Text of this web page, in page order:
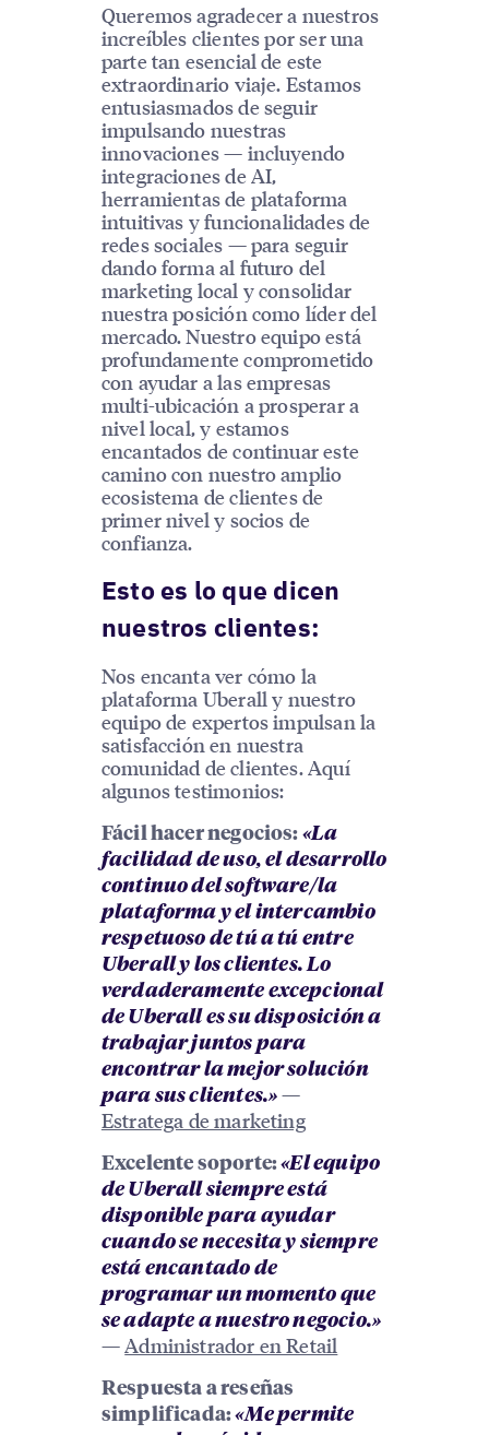
Queremos agradecer a nuestros
increíbles clientes por ser una
parte tan esencial de este
extraordinario viaje. Estamos
entusiasmados de seguir
impulsando nuestras
innovaciones — incluyendo
integraciones de AI,
herramientas de plataforma
intuitivas y funcionalidades de
redes sociales — para seguir
dando forma al futuro del
marketing local y consolidar
nuestra posición como líder del
mercado. Nuestro equipo está
profundamente comprometido
con ayudar a las empresas
multi-ubicación a prosperar a
nivel local, y estamos
encantados de continuar este
camino con nuestro amplio
ecosistema de clientes de
primer nivel y socios de
confianza.
Esto es lo que dicen
nuestros clientes:
Nos encanta ver cómo la
plataforma Uberall y nuestro
equipo de expertos impulsan la
satisfacción en nuestra
comunidad de clientes. Aquí
algunos testimonios:
Fácil hacer negocios: «La
facilidad de uso, el desarrollo
continuo del software/la
plataforma y el intercambio
respetuoso de tú a tú entre
Uberall y los clientes. Lo
verdaderamente excepcional
de Uberall es su disposición a
trabajar juntos para
encontrar la mejor solución
para sus clientes.» —
Estratega de marketing
Excelente soporte:«El equipo
de Uberall siempre está
disponible para ayudar
cuando se necesita y siempre
está encantado de
programar un momento que
se adapte a nuestro negocio.»
—Administrador en Retail
Respuesta a reseñas
simplificada:«Me permite